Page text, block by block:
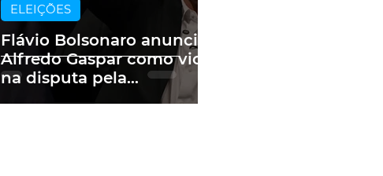
Flávio Bolsonaro anuncia
Alfredo Gaspar como vice
na disputa pela
ELEIÇÕES